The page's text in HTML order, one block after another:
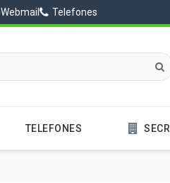
Webmail Telefones
TELEFONES